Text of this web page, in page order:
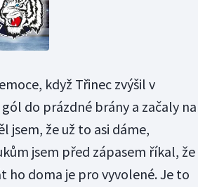
když Třinec zvýšil v
do prázdné brány a začaly na
že už to asi dáme,
jsem před zápasem říkal, že
doma je pro vyvolené. Je to